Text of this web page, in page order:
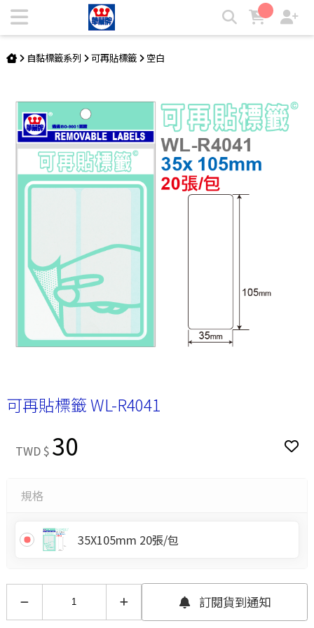
可再貼標籤 WL-R4041 | 華麗牌自粘標籤
自黏標籤系列 可再貼標籤 空白
可再貼標籤 WL-R4041
TWD $ 30
規格
35X105mm 20張/包
訂閱貨到通知